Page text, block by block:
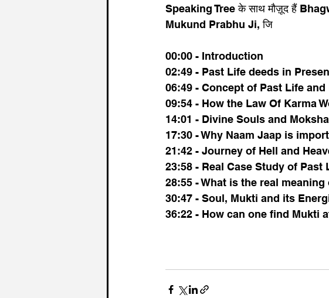
Speaking Tree के साथ मौज़ूद हैं
Mukund Prabhu Ji, जि
00:00 - Introduction
02:49 - Past Life deeds in
06:49 - Concept of Past Life
09:54 - How the Law Of Karma
14:01 - Divine Souls and Moksha
17:30 - Why Naam Jaap is
21:42 - Journey of Hell and
23:58 - Real Case Study of Past
28:55 - What is the real meaning
30:47 - Soul, Mukti and its
36:22 - How can one find Mukti